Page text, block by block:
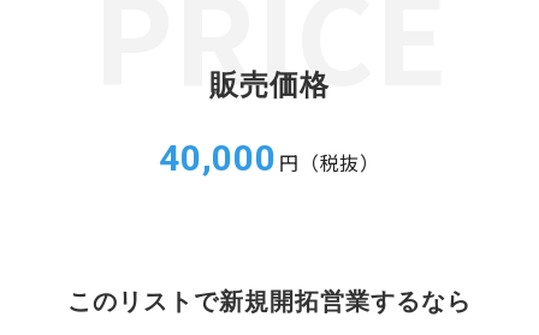
販売価格
40,000 円（税抜）
このリストで新規開拓営業するなら